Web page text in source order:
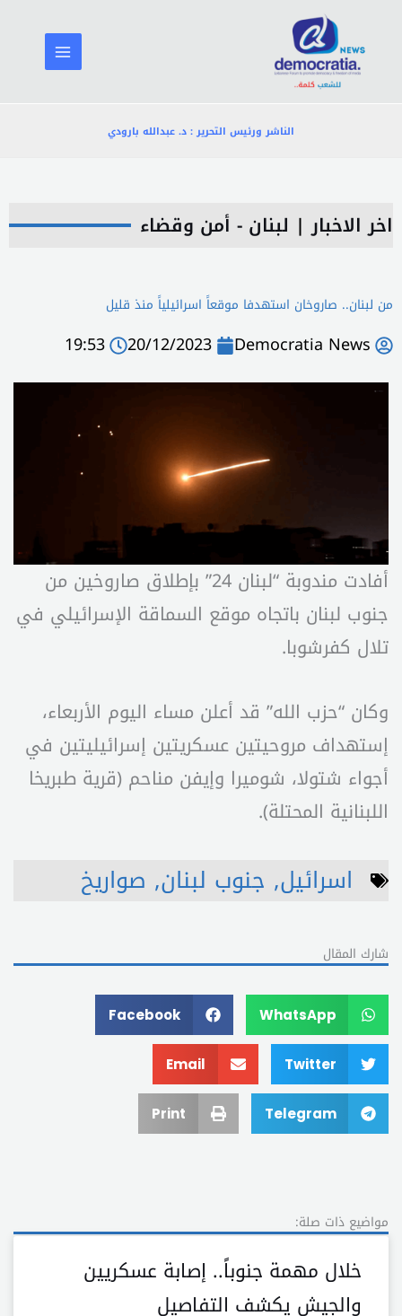
المحتوى
الناشر ورئيس التحرير : د. عبدالله بارودي
اخر الاخبار| لبنان - أمن وقضاء
من لبنان.. صاروخان استهدفا موقعاً اسرائيلياً منذ قليل
Democratia News
20/12/2023
19:53
أفادت مندوبة “لبنان 24” بإطلاق صاروخين من
جنوب لبنان باتجاه موقع السماقة الإسرائيلي في
تلال كفرشوبا.
وكان “حزب الله” قد أعلن مساء اليوم الأربعاء،
إستهداف مروحيتين عسكريتين إسرائيليتين في
أجواء شتولا، شوميرا وإيفن مناحم (قرية طبريخا
اللبنانية المحتلة).
اسرائيل, جنوب لبنان, صواريخ
شارك المقال
WhatsApp
Facebook
Twitter
Email
Telegram
Print
مواضيع ذات صلة:
خلال مهمة جنوباً.. إصابة عسكريين
والجيش يكشف التفاصيل